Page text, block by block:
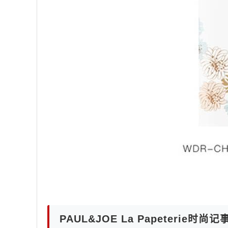
PAUL&JOE La Papeterie时尚记